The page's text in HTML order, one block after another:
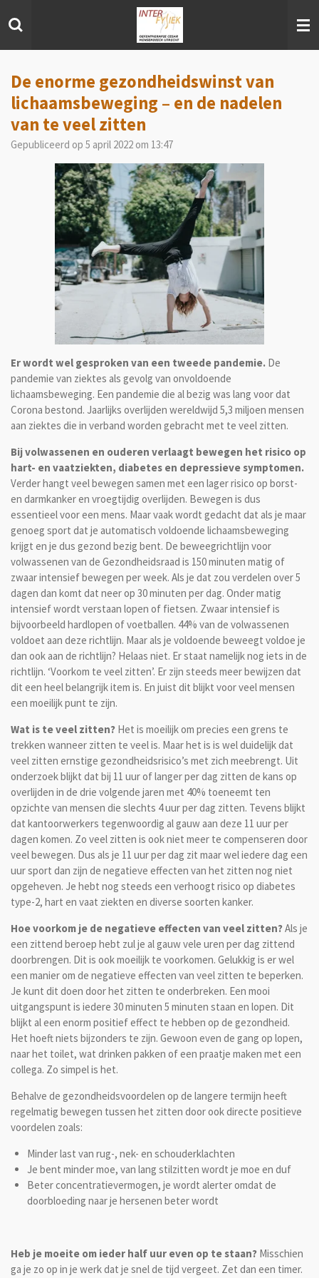
direct
hoofdinhoud
De enorme gezondheidswinst van
lichaamsbeweging – en de nadelen
van te veel zitten
Gepubliceerd op 5 april 2022 om 13:47
Er wordt wel gesproken van een tweede pandemie. De
pandemie van ziektes als gevolg van onvoldoende
lichaamsbeweging. Een pandemie die al bezig was lang voor dat
Corona bestond. Jaarlijks overlijden wereldwijd 5,3 miljoen mensen
aan ziektes die in verband worden gebracht met te veel zitten.
Bij volwassenen en ouderen verlaagt bewegen het risico op
hart- en vaatziekten, diabetes en depressieve symptomen.
Verder hangt veel bewegen samen met een lager risico op borst-
en darmkanker en vroegtijdig overlijden. Bewegen is dus
essentieel voor een mens. Maar vaak wordt gedacht dat als je maar
genoeg sport dat je automatisch voldoende lichaamsbeweging
krijgt en je dus gezond bezig bent. De beweegrichtlijn voor
volwassenen van de Gezondheidsraad is 150 minuten matig of
zwaar intensief bewegen per week. Als je dat zou verdelen over 5
dagen dan komt dat neer op 30 minuten per dag. Onder matig
intensief wordt verstaan lopen of fietsen. Zwaar intensief is
bijvoorbeeld hardlopen of voetballen. 44% van de volwassenen
voldoet aan deze richtlijn. Maar als je voldoende beweegt voldoe je
dan ook aan de richtlijn? Helaas niet. Er staat namelijk nog iets in de
richtlijn. ‘Voorkom te veel zitten’. Er zijn steeds meer bewijzen dat
dit een heel belangrijk item is. En juist dit blijkt voor veel mensen
een moeilijk punt te zijn.
Wat is te veel zitten? Het is moeilijk om precies een grens te
trekken wanneer zitten te veel is. Maar het is is wel duidelijk dat
veel zitten ernstige gezondheidsrisico’s met zich meebrengt. Uit
onderzoek blijkt dat bij 11 uur of langer per dag zitten de kans op
overlijden in de drie volgende jaren met 40% toeneemt ten
opzichte van mensen die slechts 4 uur per dag zitten. Tevens blijkt
dat kantoorwerkers tegenwoordig al gauw aan deze 11 uur per
dagen komen. Zo veel zitten is ook niet meer te compenseren door
veel bewegen. Dus als je 11 uur per dag zit maar wel iedere dag een
uur sport dan zijn de negatieve effecten van het zitten nog niet
opgeheven. Je hebt nog steeds een verhoogt risico op diabetes
type-2, hart en vaat ziekten en diverse soorten kanker.
Hoe voorkom je de negatieve effecten van veel zitten?Als je
een zittend beroep hebt zul je al gauw vele uren per dag zittend
doorbrengen. Dit is ook moeilijk te voorkomen. Gelukkig is er wel
een manier om de negatieve effecten van veel zitten te beperken.
Je kunt dit doen door het zitten te onderbreken. Een mooi
uitgangspunt is iedere 30 minuten 5 minuten staan en lopen. Dit
blijkt al een enorm positief effect te hebben op de gezondheid.
Het hoeft niets bijzonders te zijn. Gewoon even de gang op lopen,
naar het toilet, wat drinken pakken of een praatje maken met een
collega. Zo simpel is het.
Behalve de gezondheidsvoordelen op de langere termijn heeft
regelmatig bewegen tussen het zitten door ook directe positieve
voordelen zoals:
Minder last van rug-, nek- en schouderklachten
Je bent minder moe, van lang stilzitten wordt je moe en duf
Beter concentratievermogen, je wordt alerter omdat de
doorbloeding naar je hersenen beter wordt
Heb je moeite om ieder half uur even op te staan? Misschien
ga je zo op in je werk dat je snel de tijd vergeet. Zet dan een timer.